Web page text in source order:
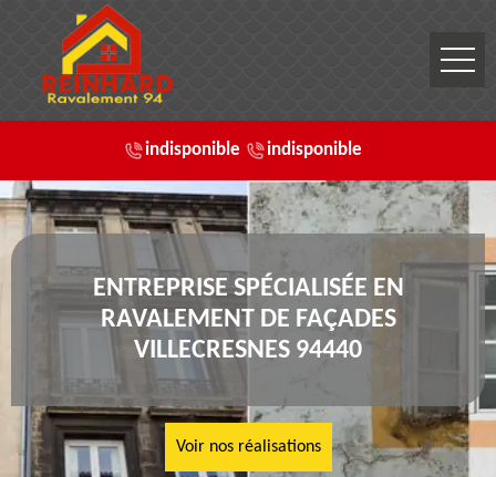
indisponible indisponible
ENTREPRISE SPÉCIALISÉE EN
RAVALEMENT DE FAÇADES
VILLECRESNES 94440
Voir nos réalisations